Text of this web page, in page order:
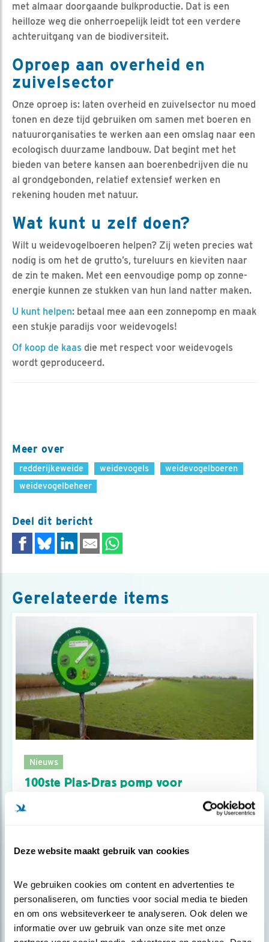
Deze website maakt gebruik van cookies
We gebruiken cookies om content en advertenties te
personaliseren, om functies voor social media te bieden
en om ons websiteverkeer te analyseren. Ook delen we
informatie over uw gebruik van onze site met onze
met almaar doorgaande bulkproductie. Dat is een
heilloze weg die onherroepelijk leidt tot een verdere
achteruitgang van de biodiversiteit.
Oproep aan overheid en
zuivelsector
Onze oproep is: laten overheid en zuivelsector nu moed
tonen en deze tijd gebruiken om samen met boeren en
natuurorganisaties te werken aan een omslag naar een
ecologisch duurzame landbouw. Dat begint met het
bieden van betere kansen aan boerenbedrijven die nu
al grondgebonden, relatief extensief werken en
rekening houden met natuur.
Wat kunt u zelf doen?
Wilt u weidevogelboeren helpen? Zij weten precies wat
nodig is om het de grutto’s, tureluurs en kieviten naar
de zin te maken. Met een eenvoudige pomp op zonne-
energie kunnen ze stukken van hun land natter maken.
U kunt helpen: betaal mee aan een zonnepomp en maak
een stukje paradijs voor weidevogels!
Of koop de kaas die met respect voor weidevogels
wordt geproduceerd.
Meer over
redderijkeweide weidevogels
weidevogelboeren
weidevogelbeheer
Deel dit bericht
Gerelateerde items
Nieuws
100ste Plas-Dras pomp voor